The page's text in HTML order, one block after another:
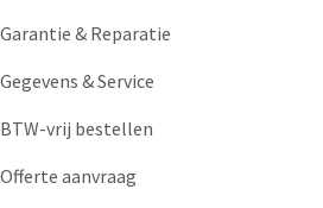
Garantie & Reparatie
Gegevens & Service
BTW-vrij bestellen
Offerte aanvraag